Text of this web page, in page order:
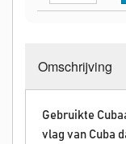
Omschrijving
Gebruikte
vlag van Cuba